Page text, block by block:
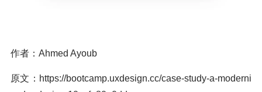
作者：Ahmed Ayoub
原文：https://bootcamp.uxdesign.cc/case-study-a-moderni